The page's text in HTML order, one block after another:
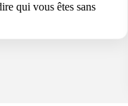
qui vous êtes sans